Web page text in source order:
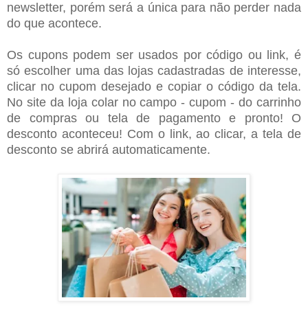
newsletter, porém será a única para não perder nada
do que acontece.
Os cupons podem ser usados por código ou link, é
só escolher uma das lojas cadastradas de interesse,
clicar no cupom desejado e copiar o código da tela.
No site da loja colar no campo - cupom - do carrinho
de compras ou tela de pagamento e pronto! O
desconto aconteceu! Com o link, ao clicar, a tela de
desconto se abrirá automaticamente.